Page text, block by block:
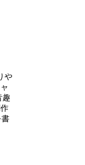
や
趣
書